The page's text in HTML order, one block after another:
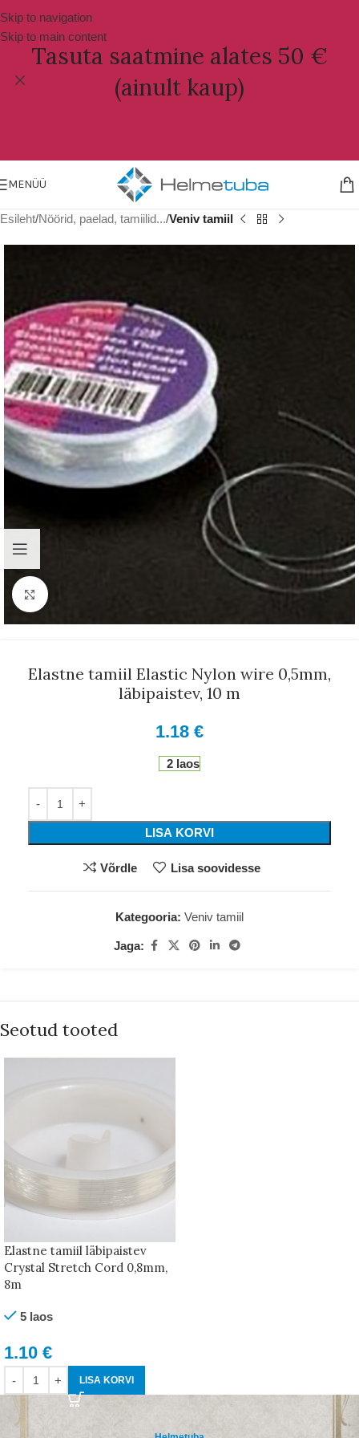
Skip to navigation
Skip to main content
Tasuta saatmine alates 50 €
(ainult kaup)
MENÜÜ
Esileht Nöörid, paelad, tamiilid... Veniv tamiil
Suurenda
Elastne tamiil Elastic Nylon wire 0,5mm,
läbipaistev, 10 m
1.18 €
2 laos
LISA KORVI
Võrdle Lisa soovidesse
Kategooria: Veniv tamiil
Jaga:
Seotud tooted
Elastne tamiil läbipaistev
Crystal Stretch Cord 0,8mm,
8m
5 laos
1.10 €
LISA KORVI